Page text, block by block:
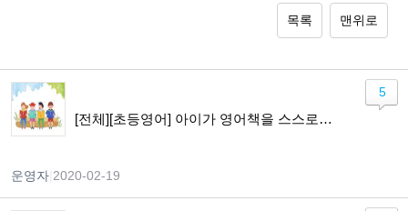
목록 맨위로
[전체][초등영어] 아이가 영어책을 스스로 읽기까지
운영자 2020-02-19
5